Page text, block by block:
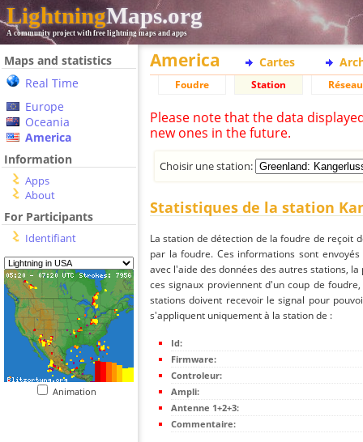
LightningMaps.org
A community project with free lightning maps and apps
Maps and statistics
Real Time
Europe
Oceania
America
Information
Apps
About
For Participants
Identifiant
Animation
America Cartes
Foudre Station Réseau
Please note that the data
new ones in the future.
Choisir une station:
Statistiques de la station
La station de détection de la foudre de reçoit
par la foudre. Ces informations sont
avec l'aide des données des autres stations,
ces signaux proviennent d'un coup de
stations doivent recevoir le signal pour
s'appliquent uniquement à la station de :
Id:
Firmware:
Controleur:
Ampli:
Antenne 1+2+3:
Commentaire: